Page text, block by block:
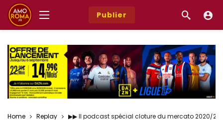
Publier
Home Replay ▶︎▶︎ Il podcast spécial cloture du mercato 2020/21